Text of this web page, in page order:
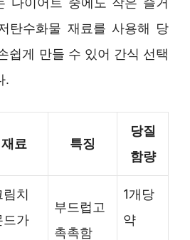
탄수화물 재료를 사용해 당
쉽게 만들 수 있어 간식 선택
.
료 특징
당질
함량
림치
드가
부드럽고
촉촉함
1개당
약